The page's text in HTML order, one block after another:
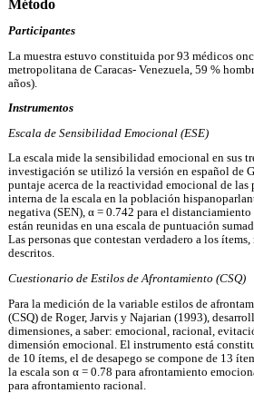
Método
Participantes
La muestra estuvo constituida por 93 médicos
metropolitana de Caracas- Venezuela, 59 %
años).
Instrumentos
Escala de Sensibilidad Emocional (ESE)
La escala mide la sensibilidad emocional en sus
investigación se utilizó la versión en español de
puntaje acerca de la reactividad emocional de las
interna de la escala en la población
negativa (SEN), α = 0.742 para el
están reunidas en una escala de puntuación
Las personas que contestan verdadero a los
descritos.
Cuestionario de Estilos de Afrontamiento (CSQ)
Para la medición de la variable estilos de
(CSQ) de Roger, Jarvis y Najarian (1993),
dimensiones, a saber: emocional, racional,
dimensión emocional. El instrumento está
de 10 ítems, el de desapego se compone de 13
la escala son α = 0.78 para afrontamiento
para afrontamiento racional.